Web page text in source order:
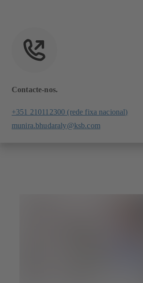
Contacte-nos.
+351 210112300 (rede fixa nacional)
munira.bhudaraly@ksb.com